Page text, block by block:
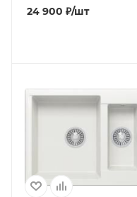
24 900 ₽/шт